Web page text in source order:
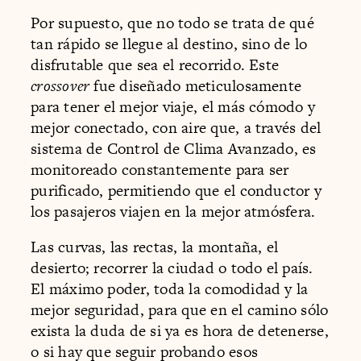
Por supuesto, que no todo se trata de qué
tan rápido se llegue al destino, sino de lo
disfrutable que sea el recorrido. Este
crossoverfue diseñado meticulosamente
para tener el mejor viaje, el más cómodo y
mejor conectado, con aire que, a través del
sistema de Control de Clima Avanzado, es
monitoreado constantemente para ser
purificado, permitiendo que el conductor y
los pasajeros viajen en la mejor atmósfera.
Las curvas, las rectas, la montaña, el
desierto; recorrer la ciudad o todo el país.
El máximo poder, toda la comodidad y la
mejor seguridad, para que en el camino sólo
exista la duda de si ya es hora de detenerse,
o si hay que seguir probando esos